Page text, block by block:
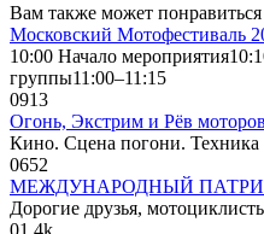
Вам также может понравиться
Московский Мотофестиваль
10:00 Начало
группы11:00–11:15
0913
Огонь, Экстрим и Рёв моторов
Кино. Сцена погони. Техника
0652
МЕЖДУНАРОДНЫЙ
Дорогие друзья,
01.4k.